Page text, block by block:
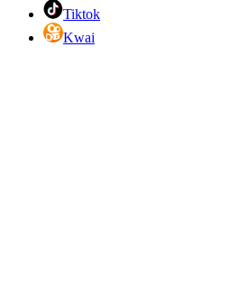
Tiktok
Kwai